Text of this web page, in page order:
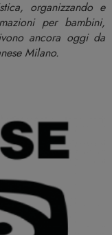
organizzando e
per bambini,
ancora oggi da
Milano.